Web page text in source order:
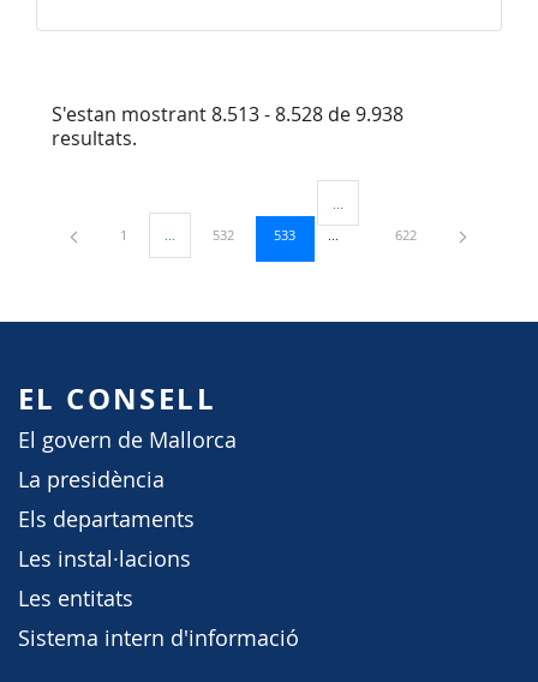
S'estan mostrant 8.513 - 8.528 de 9.938
resultats.
Pàgina
1 ...Pàgines intermèdies Utilitzeu TAB per navegar.
Pàgina
532 Pàgina
533
Pàgines intermèdies Utilitzeu
Pàgina
622
EL CONSELL
El govern de Mallorca
La presidència
Els departaments
Les instal·lacions
Les entitats
Sistema intern d'informació